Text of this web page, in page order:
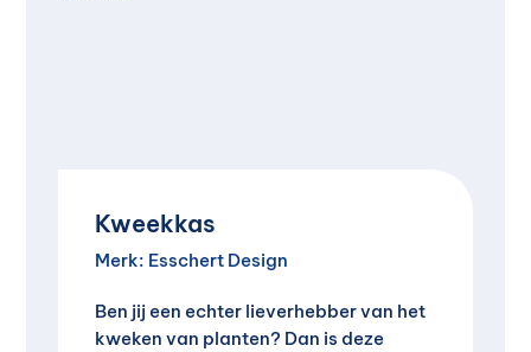
Kweekkas
Merk: Esschert Design
Ben jij een echter lieverhebber van het
kweken van planten? Dan is deze